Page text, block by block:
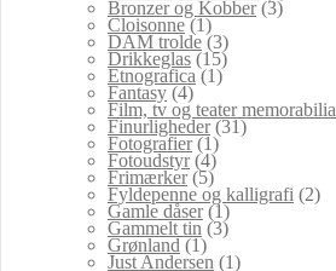
Bronzer og Kobber (3)
Cloisonne (1)
DAM trolde (3)
Drikkeglas (15)
Etnografica (1)
Fantasy (4)
Film, tv og teater memorabilia
Finurligheder (31)
Fotografier (1)
Fotoudstyr (4)
Frimærker (5)
Fyldepenne og kalligrafi (2)
Gamle dåser (1)
Gammelt tin (3)
Grønland (1)
Just Andersen (1)